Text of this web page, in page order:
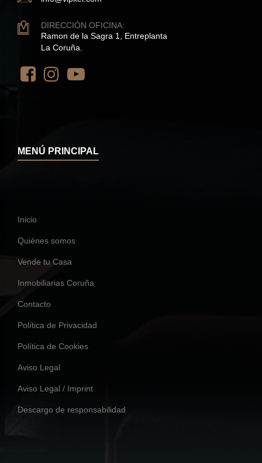
DIRECCIÓN OFICINA:
Ramon de la Sagra 1, Entreplanta
La Coruña.
MENÚ PRINCIPAL
Inicio
Quiénes somos
Vende tu Casa
Inmobiliarias Coruña
Contacto
Política de Privacidad
Política de Cookies
Aviso Legal
Aviso Legal / Imprint
Descargo de responsabilidad